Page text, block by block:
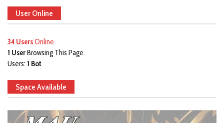
User Online
34 UsersOnline
1 User Browsing This Page.
Users: 1 Bot
Space Available